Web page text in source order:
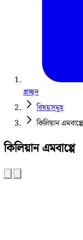
প্রচ্ছদ
বিষয়সমূহ
কিলিয়ান এমবাপ্পে
কিলিয়ান এমবাপ্পে